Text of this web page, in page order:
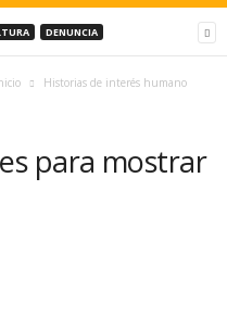
DENUNCIA
Historias de interés humano
para mostrar